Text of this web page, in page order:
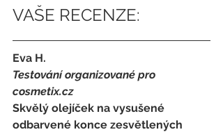
VAŠE RECENZE:
Eva H.
Testování organizované pro
cosmetix.cz
Skvělý olejíček na vysušené
odbarvené konce zesvětlených